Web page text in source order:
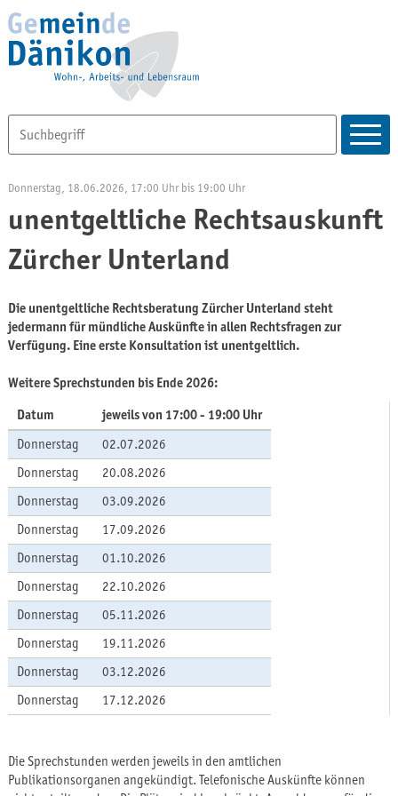
unentgeltliche Rechtsauskunft
Zürcher Unterland
Donnerstag, 18.06.2026 , 17:00 Uhr bis 19:00 Uhr
Die unentgeltliche Rechtsberatung Zürcher Unterland steht
jedermann für mündliche Auskünfte in allen Rechtsfragen zur
Verfügung. Eine erste Konsultation ist unentgeltlich.
Weitere Sprechstunden bis Ende 2026:
Datum
jeweils von 17:00 - 19:00 Uhr
Donnerstag
02.07.2026
Donnerstag
20.08.2026
Donnerstag
03.09.2026
Donnerstag
17.09.2026
Donnerstag
01.10.2026
Donnerstag
22.10.2026
Donnerstag
05.11.2026
Donnerstag
19.11.2026
Donnerstag
03.12.2026
Donnerstag
17.12.2026
Die Sprechstunden werden jeweils in den amtlichen
Publikationsorganen angekündigt. Telefonische Auskünfte können